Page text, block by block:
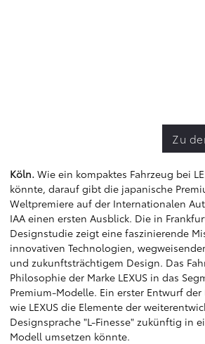
Köln. Wie ein kompaktes Fahrzeug bei
könnte, darauf gibt die japanische
Weltpremiere auf der Internationalen
IAA einen ersten Ausblick. Die in
Designstudie zeigt eine faszinierende
innovativen Technologien,
und zukunftsträchtigem Design. Das
Philosophie der Marke LEXUS in das
Premium-Modelle. Ein erster Entwurf
wie LEXUS die Elemente der
Designsprache "L-Finesse" zukünftig in
Modell umsetzen könnte.